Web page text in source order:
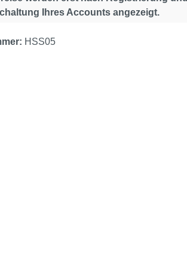
Ihres Accounts angezeigt.
HSS05